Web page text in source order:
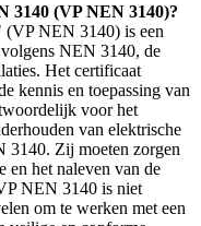
3140 (VP NEN 3140)?
NEN 3140) is een
NEN 3140, de
Het certificaat
kennis en toepassing van
voor het
van elektrische
3140. Zij moeten zorgen
en het naleven van de
NEN 3140 is niet
om te werken met een